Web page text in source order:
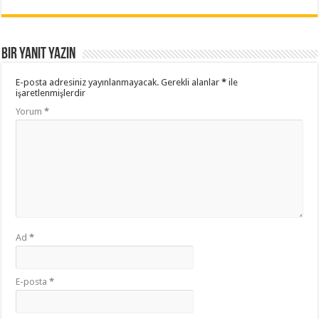
Bir yanıt yazın
E-posta adresiniz yayınlanmayacak. Gerekli alanlar* ile
işaretlenmişlerdir
Yorum*
Ad*
E-posta*